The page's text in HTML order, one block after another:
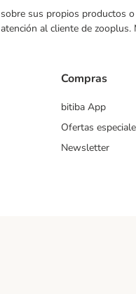
sus propios
al cliente de
Compras
bitiba App
Ofertas
Newsletter